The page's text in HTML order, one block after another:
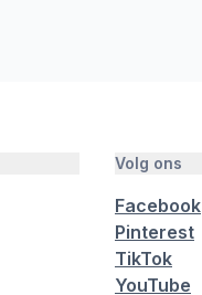
Volg ons
Facebook
Pinterest
TikTok
YouTube